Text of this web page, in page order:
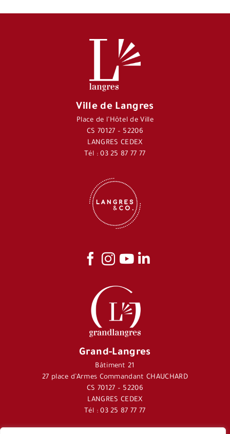
Ville de Langres
Place de l’Hôtel de Ville
CS 70127 – 52206
LANGRES CEDEX
Tél : 03 25 87 77 77
Grand-Langres
Bâtiment 21
27 place d’Armes Commandant CHAUCHARD
CS 70127 – 52206
LANGRES CEDEX
Tél : 03 25 87 77 77